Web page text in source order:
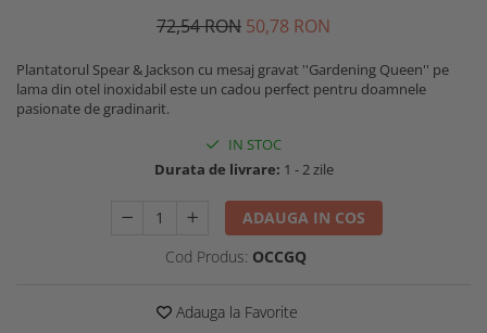
Echipamente muncitori ferma
Echipamente veterinari
Echipamente trimeri ongloane
Casti si antifoane protectie
72,54RON 50,78 RON
Plantatorul Spear & Jackson cu mesaj gravat ''Gardening Queen'' pe
lama din otel inoxidabil este un cadou perfect pentru doamnele
pasionate de gradinarit.
IN STOC
Durata de livrare: 1 - 2 zile
ADAUGA IN COS
Cod Produs: OCCGQ
Adauga la Favorite